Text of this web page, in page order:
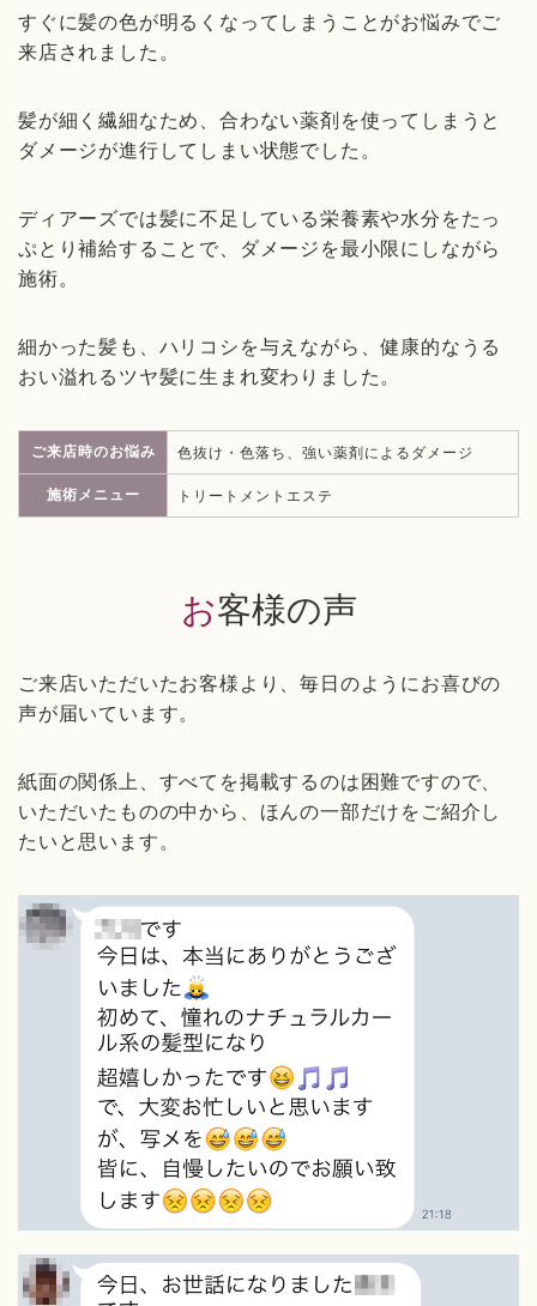
すぐに髪の色が明るくなってしまうことがお悩みでご
来店されました。
髪が細く繊細なため、合わない薬剤を使ってしまうと
ダメージが進行してしまい状態でした。
ディアーズでは髪に不足している栄養素や水分をたっ
ぷとり補給することで、ダメージを最小限にしながら
施術。
細かった髪も、ハリコシを与えながら、健康的なうる
おい溢れるツヤ髪に生まれ変わりました。
ご来店時のお悩み 色抜け・色落ち、強い薬剤によるダメージ
施術メニュー トリートメントエステ
お客様の声
ご来店いただいたお客様より、毎日のようにお喜びの
声が届いています。
紙面の関係上、すべてを掲載するのは困難ですので、
いただいたものの中から、ほんの一部だけをご紹介し
たいと思います。